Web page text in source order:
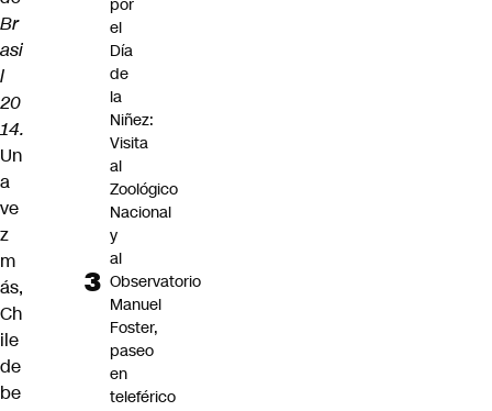
Br
asi
l
20
14.
Un
a
ve
z
m
ás,
Ch
ile
de
be
por
el
Día
de
la
Niñez:
Visita
al
Zoológico
Nacional
y
al
Observatorio
Manuel
Foster,
paseo
en
teleférico